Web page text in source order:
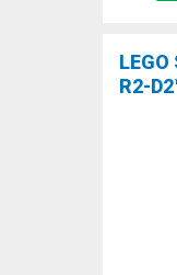
R2-